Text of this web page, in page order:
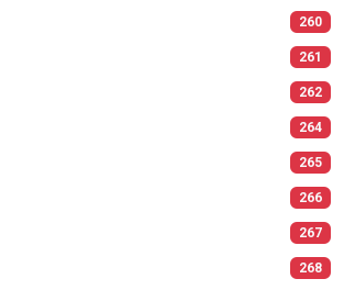
260
261
262
264
265
266
267
268